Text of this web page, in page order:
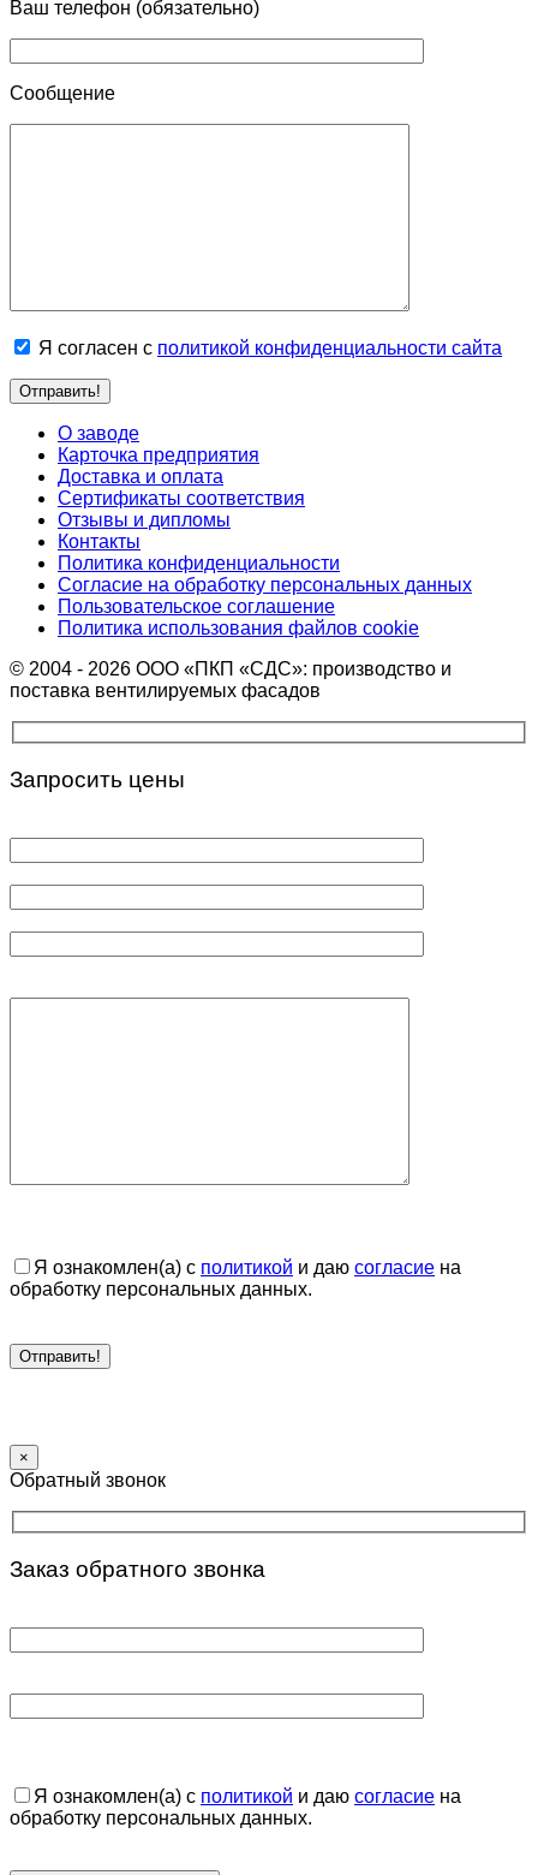
Ваш телефон (обязательно)
Сообщение
Я согласен с политикой конфиденциальности сайта
О заводе
Карточка предприятия
Доставка и оплата
Сертификаты соответствия
Отзывы и дипломы
Контакты
Политика конфиденциальности
Согласие на обработку персональных данных
Пользовательское соглашение
Политика использования файлов cookie
© 2004 - 2026 ООО «ПКП «СДС»: производство и
поставка вентилируемых фасадов
Запросить цены
Я ознакомлен(а) с политикой и даю согласие на
обработку персональных данных.
×
Обратный звонок
Заказ обратного звонка
Я ознакомлен(а) с политикой и даю согласие на
обработку персональных данных.